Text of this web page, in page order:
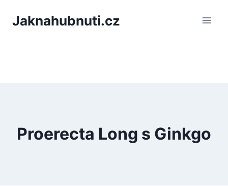
Jaknahubnuti.cz
Proerecta Long s Ginkgo